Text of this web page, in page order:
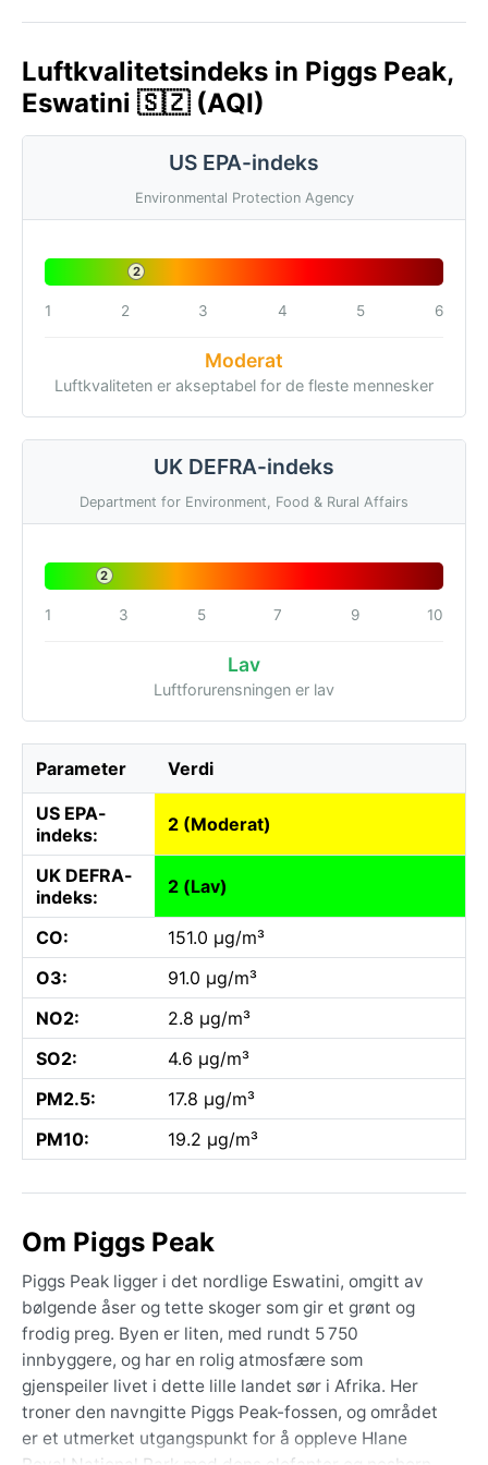
Luftkvalitetsindeks in Piggs Peak,
Eswatini 🇸🇿 (AQI)
US EPA-indeks
Environmental Protection Agency
2
1 2 3 4 5 6
Moderat
Luftkvaliteten er akseptabel for de fleste mennesker
UK DEFRA-indeks
Department for Environment, Food & Rural Affairs
2
1 3 5 7 9 10
Lav
Luftforurensningen er lav
Parameter Verdi
US EPA-
indeks:
2 (Moderat)
UK DEFRA-
indeks:
2 (Lav)
CO:
151.0 µg/m³
O3:
91.0 µg/m³
NO2:
2.8 µg/m³
SO2:
4.6 µg/m³
PM2.5:
17.8 µg/m³
PM10:
19.2 µg/m³
Om Piggs Peak
Piggs Peak ligger i det nordlige Eswatini, omgitt av
bølgende åser og tette skoger som gir et grønt og
frodig preg. Byen er liten, med rundt 5 750
innbyggere, og har en rolig atmosfære som
gjenspeiler livet i dette lille landet sør i Afrika. Her
troner den navngitte Piggs Peak-fossen, og området
er et utmerket utgangspunkt for å oppleve Hlane